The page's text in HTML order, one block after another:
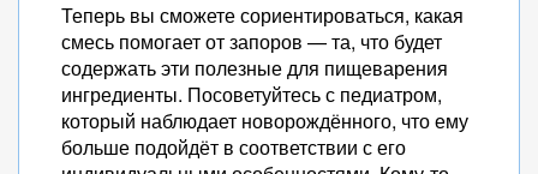
Теперь вы сможете сориентироваться, какая
смесь помогает от запоров — та, что будет
содержать эти полезные для пищеварения
ингредиенты. Посоветуйтесь с педиатром,
который наблюдает новорождённого, что ему
больше подойдёт в соответствии с его